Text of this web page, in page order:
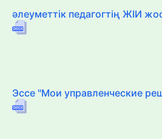
әлеуметтік педагогтің ЖІИ
Эссе "Мои управленческие